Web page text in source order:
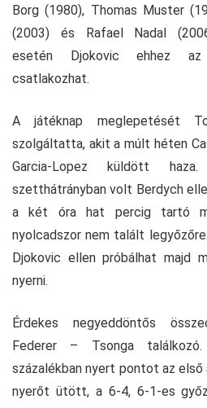
Borg (1980), Thomas Muster
(2003) és Rafael Nadal
esetén Djokovic ehhez
csatlakozhat.
A játéknap meglepetését
szolgáltatta, akit a múlt héten
Garcia-Lopez küldött
szetthátrányban volt Berdych
a két óra hat percig tartó
nyolcadszor nem talált
Djokovic ellen próbálhat majd
nyerni.
Érdekes negyeddöntős
Federer – Tsonga
százalékban nyert pontot az
nyerőt ütött, a 6-4, 6-1-es